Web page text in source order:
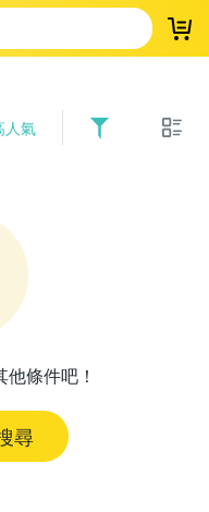
登
人氣
條件吧！
尋